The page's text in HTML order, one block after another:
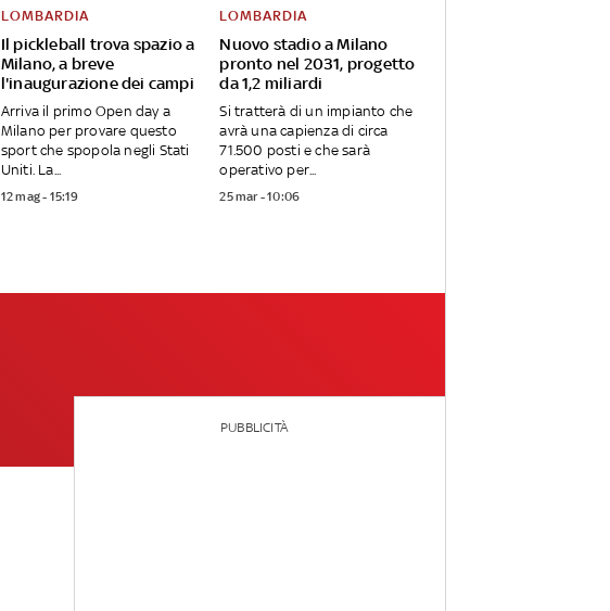
Il pickleball trova spazio a
Milano, a breve
l'inaugurazione dei campi
LOMBARDIA
Arriva il primo Open day a
Milano per provare questo
sport che spopola negli Stati
Uniti. La...
12 mag - 15:19
Nuovo stadio a Milano
pronto nel 2031, progetto
da 1,2 miliardi
LOMBARDIA
Si tratterà di un impianto che
avrà una capienza di circa
71.500 posti e che sarà
operativo per...
25 mar - 10:06
PUBBLICITÀ